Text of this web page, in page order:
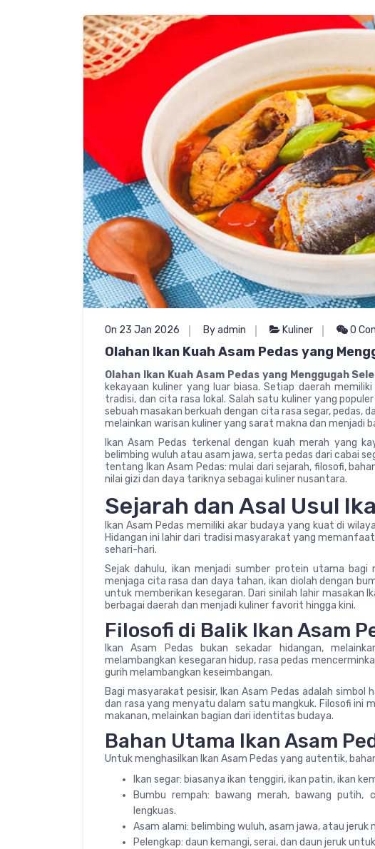
On 23 Jan 2026 By admin Kuliner 0
Olahan Ikan Kuah Asam Pedas yang
Olahan Ikan Kuah Asam Pedas yang Menggugah
kekayaan kuliner yang luar biasa. Setiap daerah
tradisi, dan cita rasa lokal. Salah satu kuliner yang
sebuah masakan berkuah dengan cita rasa segar, pedas,
melainkan warisan kuliner yang sarat makna dan menjadi
Ikan Asam Pedas terkenal dengan kuah merah yang
belimbing wuluh atau asam jawa, serta pedas dari cabai
tentang Ikan Asam Pedas: mulai dari sejarah, filosofi,
nilai gizi dan daya tariknya sebagai kuliner nusantara.
Sejarah dan Asal Usul
Ikan Asam Pedas memiliki akar budaya yang kuat di
Hidangan ini lahir dari tradisi masyarakat yang
sehari-hari.
Sejak dahulu, ikan menjadi sumber protein utama bagi
menjaga cita rasa dan daya tahan, ikan diolah dengan
untuk memberikan kesegaran. Dari sinilah lahir masakan
berbagai daerah dan menjadi kuliner favorit hingga kini.
Filosofi di Balik Ikan Asam
Ikan Asam Pedas bukan sekadar hidangan,
melambangkan kesegaran hidup, rasa pedas
gurih melambangkan keseimbangan.
Bagi masyarakat pesisir, Ikan Asam Pedas adalah
dan rasa yang menyatu dalam satu mangkuk. Filosofi ini
makanan, melainkan bagian dari identitas budaya.
Bahan Utama Ikan Asam
Untuk menghasilkan Ikan Asam Pedas yang autentik,
Ikan segar: biasanya ikan tenggiri, ikan patin, ikan
Bumbu rempah: bawang merah, bawang
lengkuas.
Asam alami: belimbing wuluh, asam jawa, atau jeruk
Pelengkap: daun kemangi, serai, dan daun jeruk